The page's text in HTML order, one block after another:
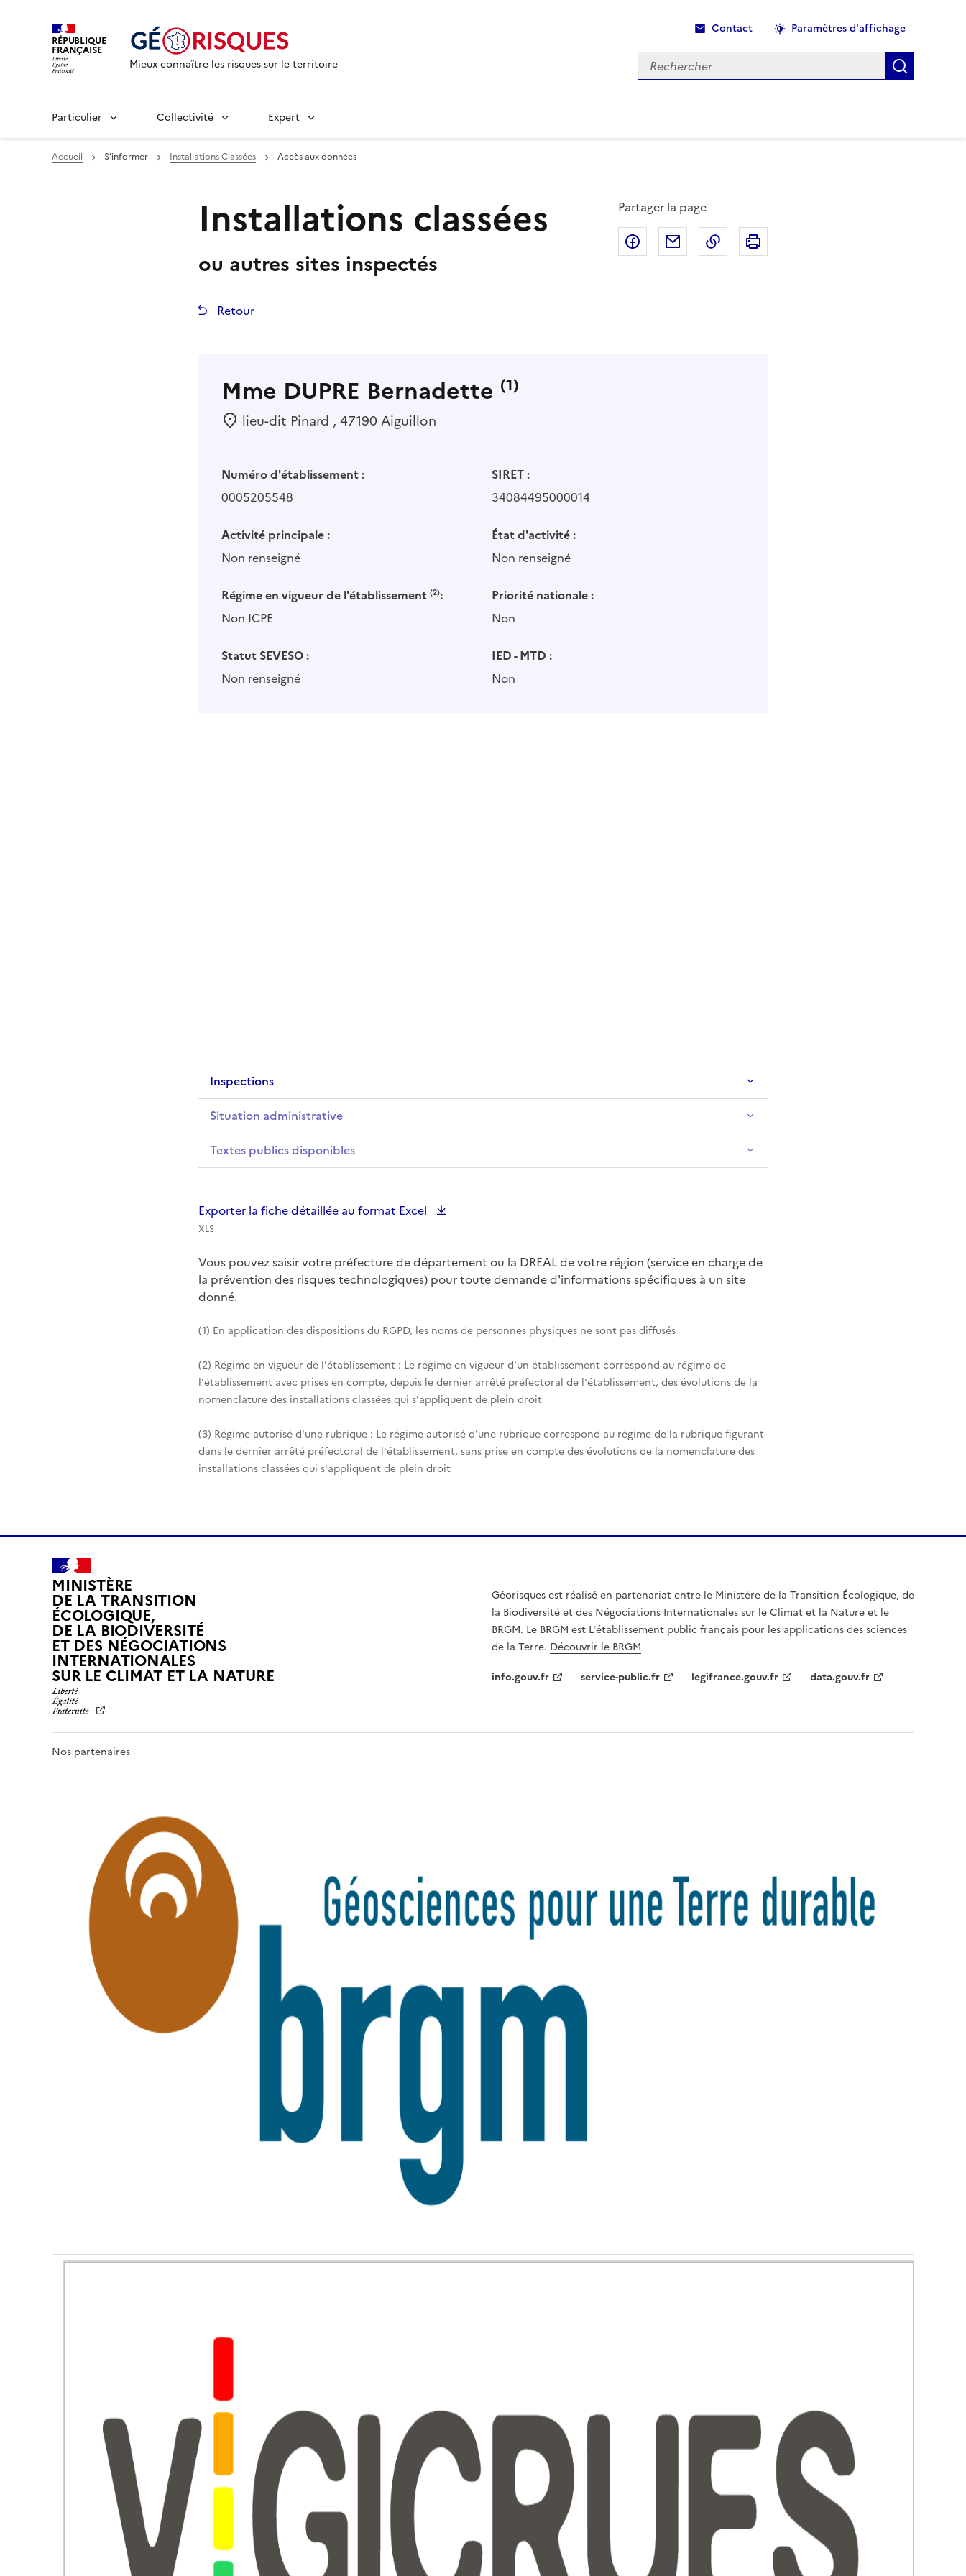
RÉPUBLIQUE
FRANÇAISE
Mieux connaître les risques sur le territoire
Contact Paramètres d'affichage
Rechercher
Recherche
Particulier Collectivité Expert
Accueil S'informer Installations Classées Accès aux données
Installations classées
ou autres sites inspectés
Partager la page
Partager sur Facebook
Partager par emailCopier dans le presse-papier
Retour
Mme DUPRE Bernadette (1)
lieu-dit Pinard , 47190 Aiguillon
Numéro d'établissement :
0005205548
SIRET :
34084495000014
Activité principale :
Non renseigné
État d'activité :
Non renseigné
Régime en vigueur de l'établissement (2):
Non ICPE
Priorité nationale :
Non
Statut SEVESO :
Non renseigné
IED - MTD :
Non
Inspections
Situation administrative
Textes publics disponibles
Exporter la fiche détaillée au format Excel
XLS
Vous pouvez saisir votre préfecture de département ou la DREAL de votre région (service en charge de
la prévention des risques technologiques) pour toute demande d'informations spécifiques à un site
donné.
(1) En application des dispositions du RGPD, les noms de personnes physiques ne sont pas diffusés
(2) Régime en vigueur de l'établissement : Le régime en vigueur d'un établissement correspond au régime de
l'établissement avec prises en compte, depuis le dernier arrêté préfectoral de l'établissement, des évolutions de la
nomenclature des installations classées qui s'appliquent de plein droit
(3) Régime autorisé d'une rubrique : Le régime autorisé d'une rubrique correspond au régime de la rubrique figurant
dans le dernier arrêté préfectoral de l'établissement, sans prise en compte des évolutions de la nomenclature des
installations classées qui s'appliquent de plein droit
MINISTÈRE
DE LA TRANSITION
ÉCOLOGIQUE,
DE LA BIODIVERSITÉ
ET DES NÉGOCIATIONS
INTERNATIONALES
SUR LE CLIMAT ET LA NATUREL
R
É
R
R
N
T
Géorisques est réalisé en partenariat entre le Ministère de la Transition Écologique, de
la Biodiversité et des Négociations Internationales sur le Climat et la Nature et le
BRGM. Le BRGM est L'établissement public français pour les applications des sciences
de la Terre. Découvrir le BRGM
info.gouv.fr
service-public.fr legifrance.gouv.fr data.gouv.fr
Nos partenaires